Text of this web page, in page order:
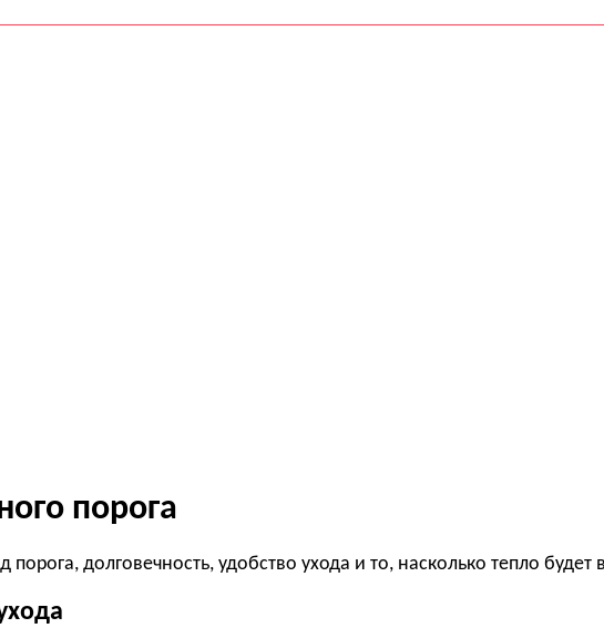
порога
долговечность, удобство ухода и то, насколько тепло будет